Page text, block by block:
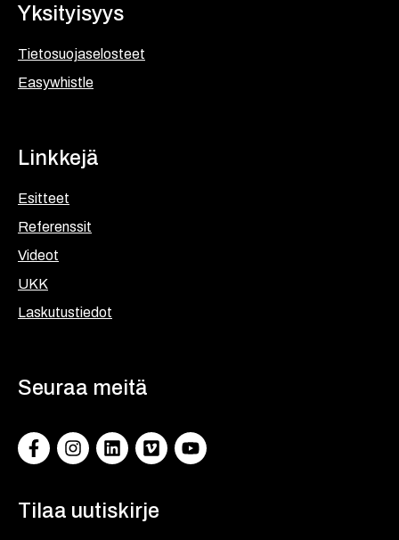
Yksityisyys
Tietosuojaselosteet
Easywhistle
Linkkejä
Esitteet
Referenssit
Videot
UKK
Laskutustiedot
Seuraa meitä
FacebookInstagramLinkedInVimeoYouTube
Tilaa uutiskirje